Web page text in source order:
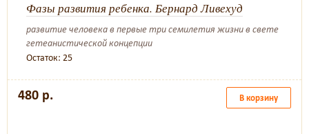
Фазы развития ребенка. Бернард Ливехуд
развитие человека в первые три семилетия жизни в свете
гетеанистической концепции
Остаток: 25
480 р. В корзину